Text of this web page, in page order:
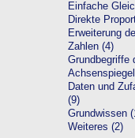
Einfache
Direkte
Erweiterung
Zahlen (4)
Grundbegriffe
Daten und
(9)
Grundwissen
Weiteres (2)